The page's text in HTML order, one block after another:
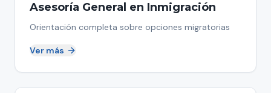
Asesoría General en Inmigración
Orientación completa sobre opciones migratorias
Ver más